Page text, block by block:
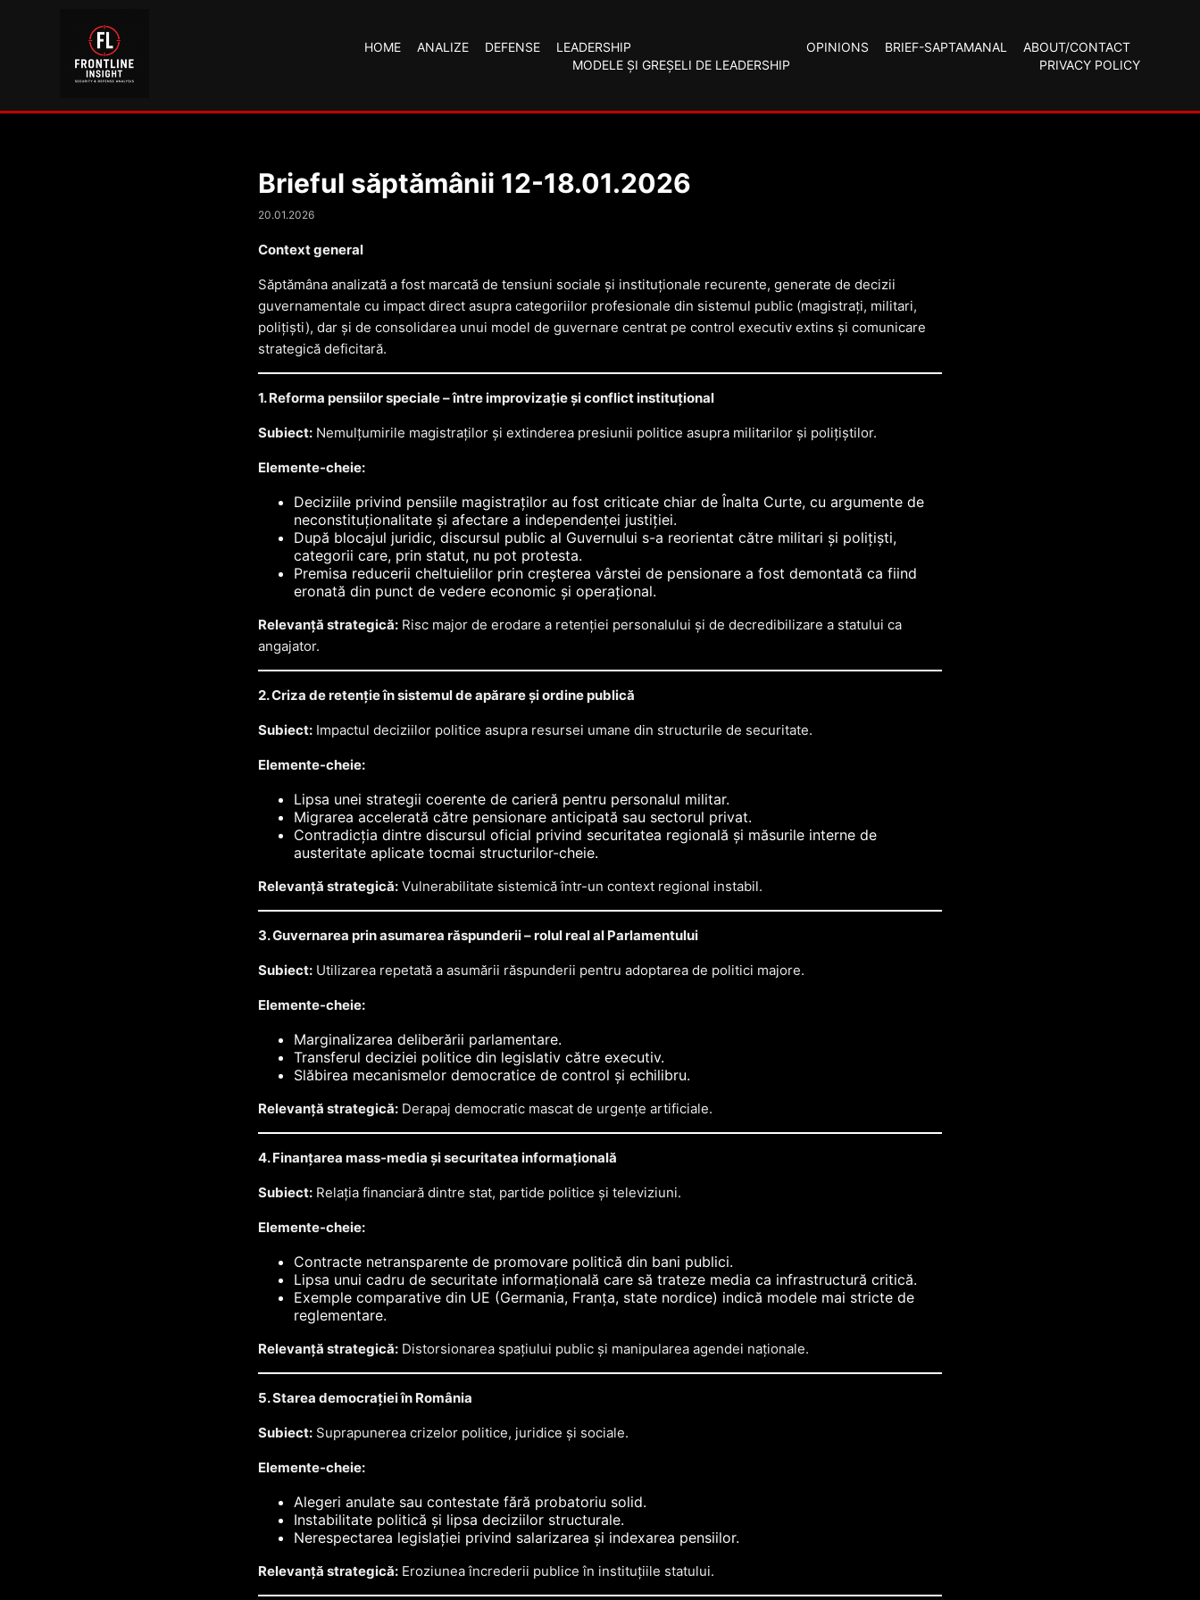
HOME ANALIZE DEFENSE
LEADERSHIP
MODELE ȘI GREȘELI DE LEADERSHIP
OPINIONS BRIEF-SAPTAMANAL
ABOUT/CONTACT
PRIVACY POLICY
Brieful săptămânii 12-18.01.2026
20.01.2026
Context general
Săptămâna analizată a fost marcată de tensiuni sociale și instituționale recurente, generate de decizii
guvernamentale cu impact direct asupra categoriilor profesionale din sistemul public (magistrați, militari,
polițiști), dar și de consolidarea unui model de guvernare centrat pe control executiv extins și comunicare
strategică deficitară.
1. Reforma pensiilor speciale – între improvizație și conflict instituțional
Subiect: Nemulțumirile magistraților și extinderea presiunii politice asupra militarilor și polițiștilor.
Elemente-cheie:
Deciziile privind pensiile magistraților au fost criticate chiar de Înalta Curte, cu argumente de
neconstituționalitate și afectare a independenței justiției.
După blocajul juridic, discursul public al Guvernului s-a reorientat către militari și polițiști,
categorii care, prin statut, nu pot protesta.
Premisa reducerii cheltuielilor prin creșterea vârstei de pensionare a fost demontată ca fiind
eronată din punct de vedere economic și operațional.
Relevanță strategică: Risc major de erodare a retenției personalului și de decredibilizare a statului ca
angajator.
2. Criza de retenție în sistemul de apărare și ordine publică
Subiect: Impactul deciziilor politice asupra resursei umane din structurile de securitate.
Elemente-cheie:
Lipsa unei strategii coerente de carieră pentru personalul militar.
Migrarea accelerată către pensionare anticipată sau sectorul privat.
Contradicția dintre discursul oficial privind securitatea regională și măsurile interne de
austeritate aplicate tocmai structurilor-cheie.
Relevanță strategică: Vulnerabilitate sistemică într-un context regional instabil.
3. Guvernarea prin asumarea răspunderii – rolul real al Parlamentului
Subiect: Utilizarea repetată a asumării răspunderii pentru adoptarea de politici majore.
Elemente-cheie:
Marginalizarea deliberării parlamentare.
Transferul deciziei politice din legislativ către executiv.
Slăbirea mecanismelor democratice de control și echilibru.
Relevanță strategică: Derapaj democratic mascat de urgențe artificiale.
4. Finanțarea mass-media și securitatea informațională
Subiect: Relația financiară dintre stat, partide politice și televiziuni.
Elemente-cheie:
Contracte netransparente de promovare politică din bani publici.
Lipsa unui cadru de securitate informațională care să trateze media ca infrastructură critică.
Exemple comparative din UE (Germania, Franța, state nordice) indică modele mai stricte de
reglementare.
Relevanță strategică: Distorsionarea spațiului public și manipularea agendei naționale.
5. Starea democrației în România
Subiect: Suprapunerea crizelor politice, juridice și sociale.
Elemente-cheie:
Alegeri anulate sau contestate fără probatoriu solid.
Instabilitate politică și lipsa deciziilor structurale.
Nerespectarea legislației privind salarizarea și indexarea pensiilor.
Relevanță strategică: Eroziunea încrederii publice în instituțiile statului.